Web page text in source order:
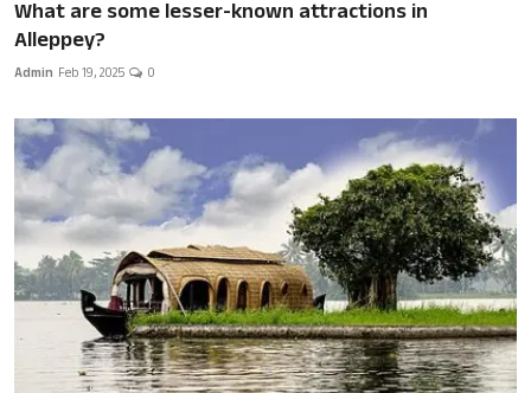
What are some lesser-known attractions in
Alleppey?
Admin Feb 19, 2025 0